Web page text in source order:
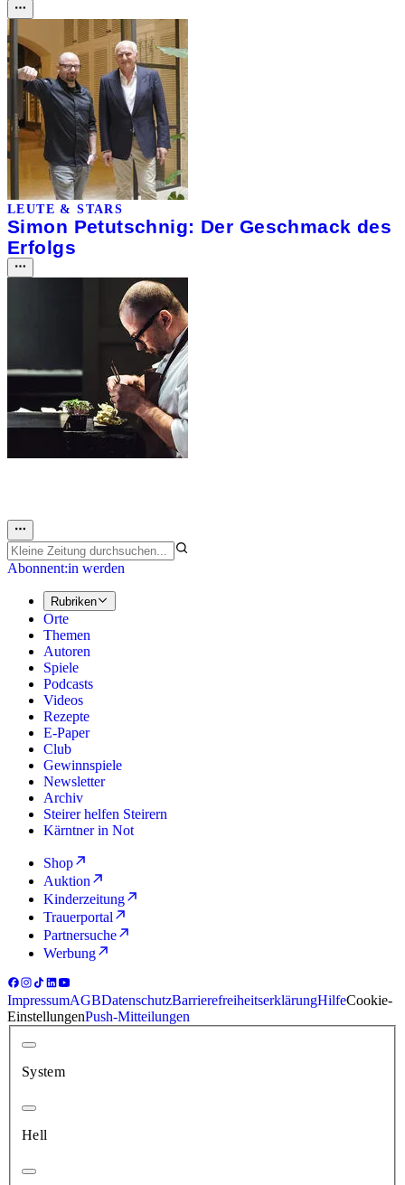
LEUTE & STARS
Simon Petutschnig: Der Geschmack des
Erfolgs
Abonnent:in werden
Rubriken
Orte
Themen
Autoren
Spiele
Podcasts
Videos
Rezepte
E-Paper
Club
Gewinnspiele
Newsletter
Archiv
Steirer helfen Steirern
Kärntner in Not
Shop
Auktion
Kinderzeitung
Trauerportal
Partnersuche
Werbung
ImpressumAGBDatenschutzBarrierefreiheitserklärungHilfeCookie-
EinstellungenPush-Mitteilungen
System
Hell